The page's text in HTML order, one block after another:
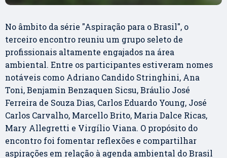
No âmbito da série "Aspiração para o Brasil", o
terceiro encontro reuniu um grupo seleto de
profissionais altamente engajados na área
ambiental. Entre os participantes estiveram nomes
notáveis como Adriano Candido Stringhini, Ana
Toni, Benjamin Benzaquen Sicsu, Bráulio José
Ferreira de Souza Dias, Carlos Eduardo Young, José
Carlos Carvalho, Marcello Brito, Maria Dalce Ricas,
Mary Allegretti e Virgílio Viana. O propósito do
encontro foi fomentar reflexões e compartilhar
aspirações em relação à agenda ambiental do Brasil